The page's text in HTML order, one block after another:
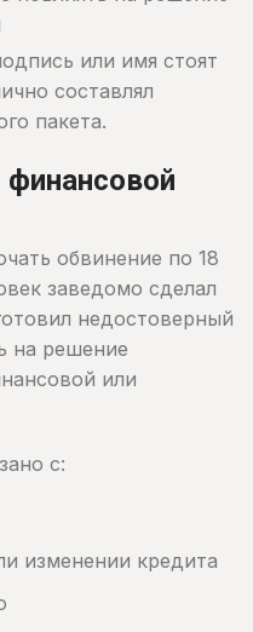
или имя стоят
составлял
пакета.
обвинение по 18
заведомо сделал
недостоверный
на решение
или
с:
изменении кредита